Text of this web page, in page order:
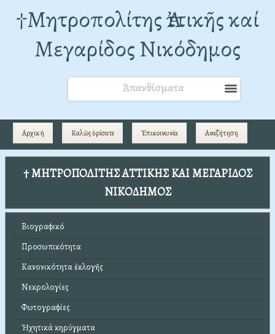
†Mητροπολίτης Ἀττικῆς καί
Μεγαρίδος Νικόδημος
Ἀπανθίσματα
Αρχική Καλῶς ὁρίσατε Ἐπικοινωνία Αναζήτηση
† ΜΗΤΡΟΠΟΛΙΤΗΣ ΑΤΤΙΚΗΣ ΚΑΙ ΜΕΓΑΡΙΔΟΣ
ΝΙΚΟΔΗΜΟΣ
Βιογραφικό
Προσωπικότητα
Κανονικότητα ἐκλογῆς
Νεκρολογίες
Φωτογραφίες
Ἠχητικά κηρύγματα